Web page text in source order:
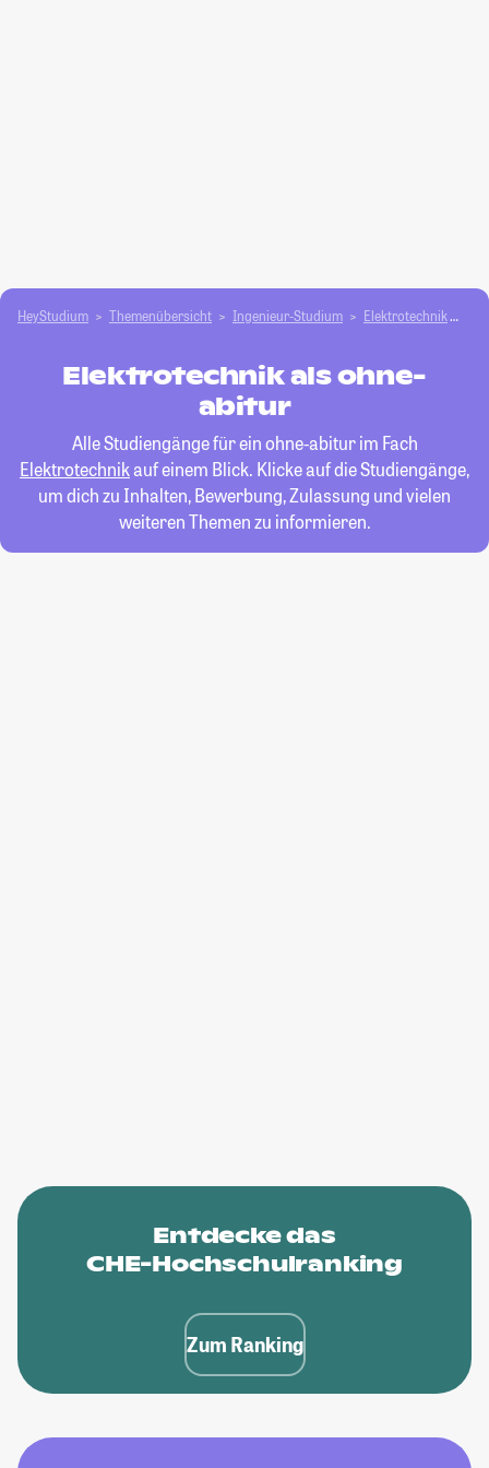
HeyStudium Themenübersicht Ingenieur-Studium Elektrotechnik
Elektrotechnik als ohne-
abitur
Alle Studiengänge für ein ohne-abitur im Fach
Elektrotechnikauf einem Blick. Klicke auf die Studiengänge,
um dich zu Inhalten, Bewerbung, Zulassung und vielen
weiteren Themen zu informieren.
Entdecke das
CHE-Hochschulranking
Zum Ranking